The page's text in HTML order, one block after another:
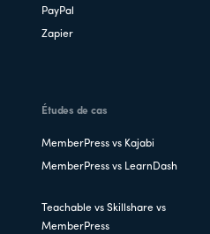
PayPal
Zapier
Études de cas
MemberPress vs Kajabi
MemberPress vs LearnDash
Teachable vs Skillshare vs
MemberPress